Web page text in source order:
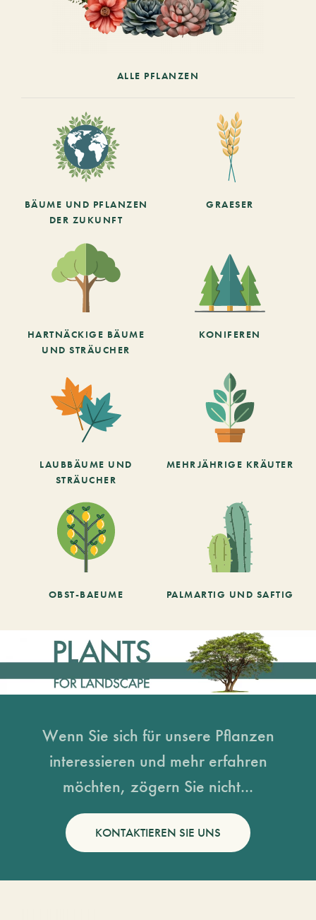
ALLE PFLANZEN
BÄUME UND PFLANZEN
DER ZUKUNFT
GRAESER
HARTNÄCKIGE BÄUME
UND STRÄUCHER
KONIFEREN
LAUBBÄUME UND
STRÄUCHER
MEHRJÄHRIGE KRÄUTER
OBST-BAEUME PALMARTIG UND SAFTIG
Wenn Sie sich für unsere Pflanzen
interessieren und mehr erfahren
möchten, zögern Sie nicht...
KONTAKTIEREN SIE UNS